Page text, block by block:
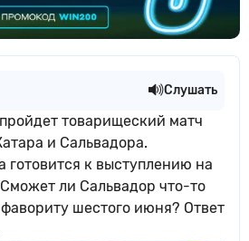
Слушать
товарищеский матч
и Сальвадора.
готовится к выступлению на
ли Сальвадор что-то
шестого июня? Ответ